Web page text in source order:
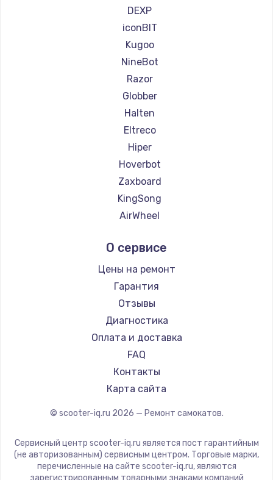
Ремонт самокатов Bork
Ремонт самокатов Segway
Ремонт самокатов KIRIN
DEXP
iconBIT
Kugoo
NineBot
Razor
Globber
Halten
Eltreco
Hiper
Hoverbot
Zaxboard
KingSong
AirWheel
Hunter
Shorner
Joyor
Minimotors
Bork
Segway
KIRIN
О сервисе
Цены на ремонт
Гарантия
Отзывы
Диагностика
Оплата и доставка
FAQ
Контакты
Карта сайта
© scooter-iq.ru 2026 — Ремонт самокатов.
Сервисный центр scooter-iq.ru является пост гарантийным
(не авторизованным) сервисным центром. Торговые марки,
перечисленные на сайте scooter-iq.ru, являются
зарегистрированным товарными знаками компаний